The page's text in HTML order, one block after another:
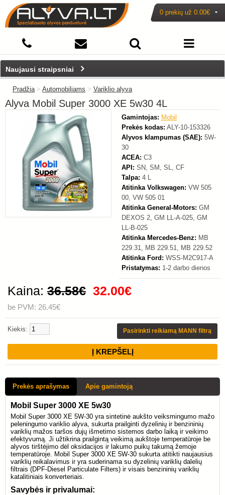
0 prekių už 0.00€
Naujausi straipsniai
Pradžia> Automobiliams > Variklio alyva
Alyva Mobil Super 3000 XE 5w30 4L
-12%
Gamintojas: Mobil
Prekės kodas: ALY-10-153326
Alyvos klampumas (SAE): 5W-
30
ACEA: C3
API: SN, SM, SL, CF
Talpa: 4 L
Atitinka Volkswagen: VW 505
00, VW 505 01
Atitinka General-Motors: GM
DEXOS 2, GM LL-A-025, GM
LL-B-025
Atitinka Mercedes-Benz: MB
229.31, MB 229.51, MB 229.52
Atitinka Ford: WSS-M2C917-A
Pristatymas: 1-2 darbo dienos
Kaina: 36.58€ 32.00€
be PVM: 26.45€
Kiekis: Pasirinkti reikiamą MANN filtrą
Prekės aprašymas Apie gamintoją
Mobil Super 3000 XE 5w30
Mobil Super 3000 XE 5W-30 yra sintetinė aukšto veiksmingumo mažo
peleningumo variklio alyva, sukurta prailginti dyzelinių ir benzininių
variklių mažos taršos dujų išmetimo sistemos darbo laiką ir veikimo
efektyvumą. Ji užtikrina prailgintą veikimą aukštoje temperatūroje be
alyvos tirštėjimo dėl oksidacijos ir lakumo puikų takumą žemoje
temperatūroje. Mobil Super 3000 XE 5W-30 sukurta atitikti naujausius
variklių reikalavimus ir yra suderinama su dyzelinių variklių dalelių
filtrais (DPF-Diesel Particulate Filters) ir visais benzininių variklių
katalitiniais konverteriais.
Savybės ir privalumai: